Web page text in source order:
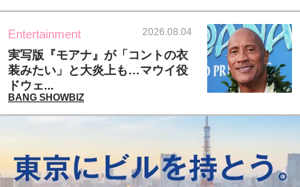
Entertainment 2026.08.04
実写版『モアナ』が「コントの衣
装みたい」と大炎上も…マウイ役
ドウェ...
BANG SHOWBIZ